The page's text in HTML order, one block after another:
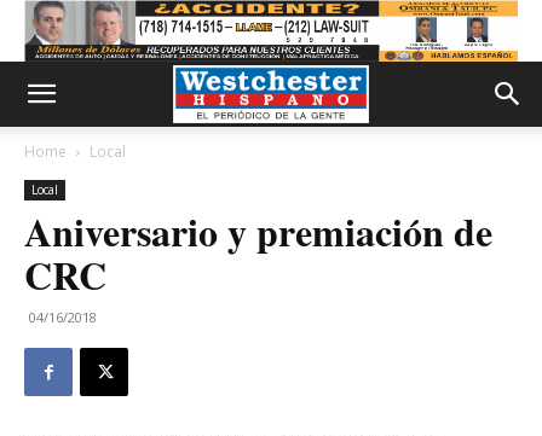
Home Local
Local
Aniversario y premiación de
CRC
04/16/2018